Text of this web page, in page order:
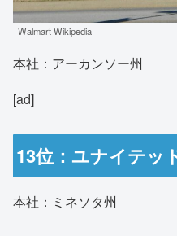
Walmart Wikipedia
本社：アーカンソー州
[ad]
13位：ユナイテッ
本社：ミネソタ州